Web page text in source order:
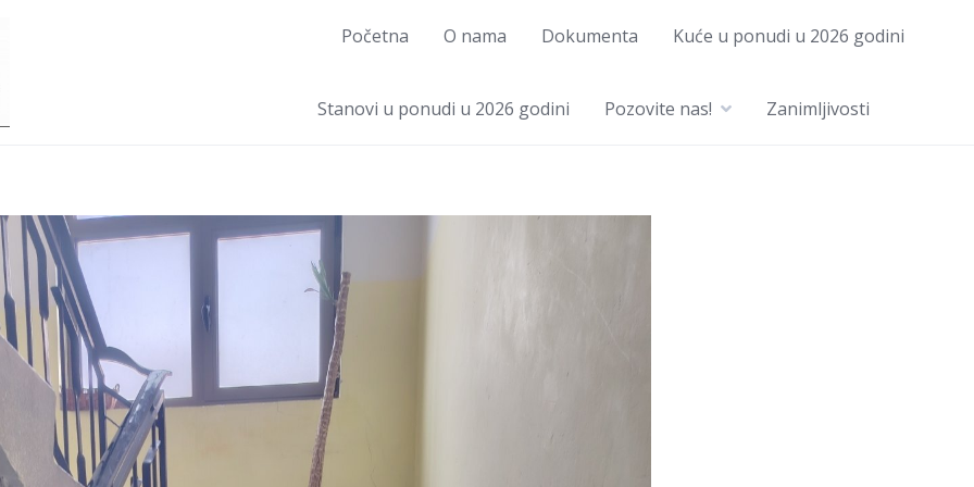
Početna O nama Dokumenta Kuće u ponudi u 2026 godini
Stanovi u ponudi u 2026 godini Pozovite nas! Zanimljivosti